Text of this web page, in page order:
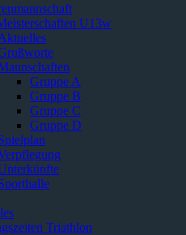
U13w
Gruppe A
Gruppe B
Gruppe C
Gruppe D
Triathlon